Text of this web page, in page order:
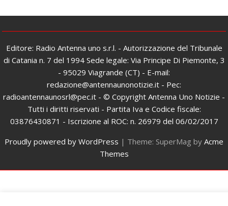
Editore: Radio Antenna uno s.r.l. - Autorizzazione del Tribunale
di Catania n. 7 del 1994 Sede legale: Via Principe Di Piemonte, 3
- 95029 Viagrande (CT) - E-mail:
redazione@antennaunonotizie.it - Pec:
radioantennaunosrl@pec.it - © Copyright Antenna Uno Notizie -
Tutti i diritti riservati - Partita Iva e Codice fiscale:
03876430871 - Iscrizione al ROC: n. 26979 del 06/02/2017
Proudly powered by WordPress | Theme: SuperMag by Acme
Themes